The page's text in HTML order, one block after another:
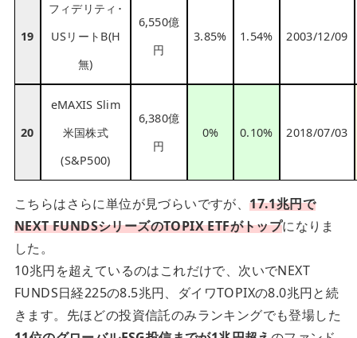
19
フィデリティ･
USリートB(H
無)
6,550億
円
3.85% 1.54% 2003/12/09
20
eMAXIS Slim
米国株式
(S&P500)
6,380億
円
0% 0.10% 2018/07/03
こちらはさらに単位が見づらいですが、17.1兆円で
NEXT FUNDSシリーズのTOPIX ETFがトップになりま
した。
10兆円を超えているのはこれだけで、次いでNEXT
FUNDS日経225の8.5兆円、ダイワTOPIXの8.0兆円と続
きます。先ほどの投資信託のみランキングでも登場した